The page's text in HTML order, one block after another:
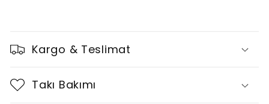
a
r
a
l
Kargo & Teslimat
Takı Bakımı